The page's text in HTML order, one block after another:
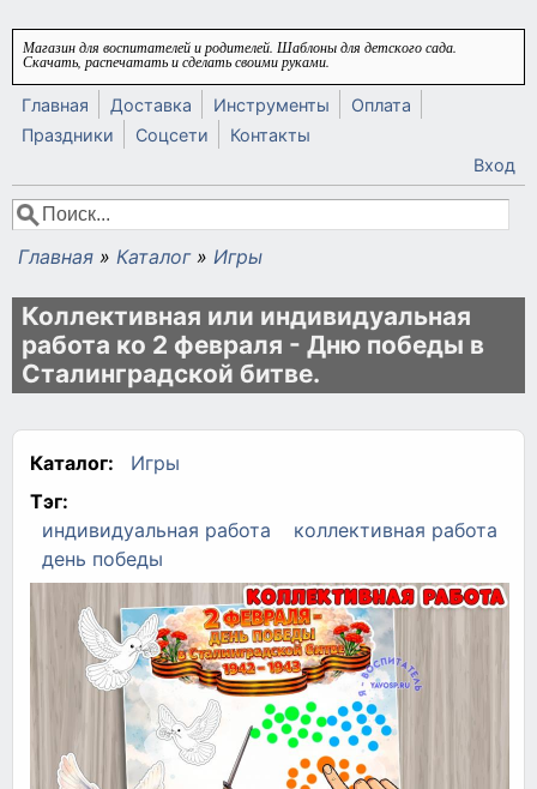
Перейти к основному содержанию
Магазин для воспитателей и родителей. Шаблоны для детского сада.
Скачать, распечатать и сделать своими руками.
Главная Доставка Инструменты
Оплата
Праздники
Соцсети
Контакты
Вход
Форма поиска
Поиск
Вы здесь
Главная » Каталог » Игры
Коллективная или индивидуальная
работа ко 2 февраля - Дню победы в
Сталинградской битве.
Каталог:
Игры
Тэг:
индивидуальная работа
коллективная работа
день победы